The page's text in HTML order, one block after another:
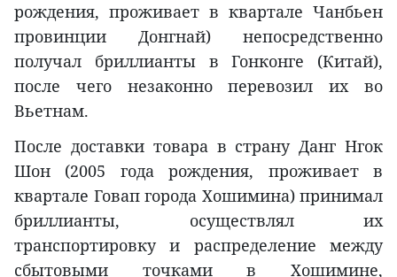
рождения, проживает в квартале Чанбьен
провинции Донгнай) непосредственно
получал бриллианты в Гонконге (Китай),
после чего незаконно перевозил их во
Вьетнам.
После доставки товара в страну Данг Нгок
Шон (2005 года рождения, проживает в
квартале Говап города Хошимина) принимал
бриллианты, осуществлял их
транспортировку и распределение между
сбытовыми точками в Хошимине,